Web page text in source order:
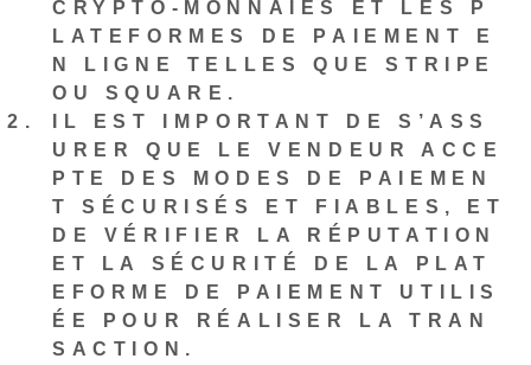
CRYPTO-MONNAIES ET LES P
LATEFORMES DE PAIEMENT E
N LIGNE TELLES QUE STRIPE
OU SQUARE.
IL EST IMPORTANT DE S’ASS
URER QUE LE VENDEUR ACCE
PTE DES MODES DE PAIEMEN
T SÉCURISÉS ET FIABLES, ET
DE VÉRIFIER LA RÉPUTATION
ET LA SÉCURITÉ DE LA PLAT
EFORME DE PAIEMENT UTILIS
ÉE POUR RÉALISER LA TRAN
SACTION.